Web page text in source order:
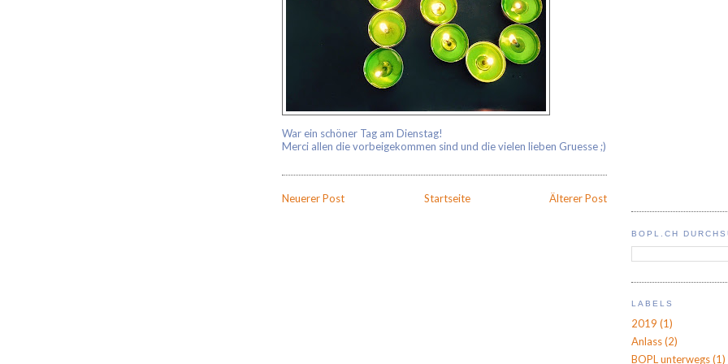
War ein schöner Tag am Dienstag!
Merci allen die vorbeigekommen sind und die vielen lieben Gruesse ;)
Neuerer Post Älterer Post
Startseite
BOPL.CH
LABELS
2019 (1)
Anlass(2)
BOPL unterwegs(1)